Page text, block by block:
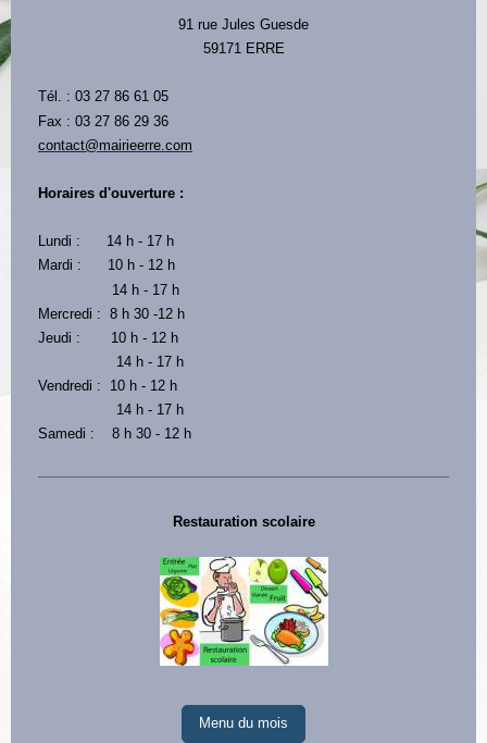
91 rue Jules Guesde
59171 ERRE
Tél. : 03 27 86 61 05
Fax : 03 27 86 29 36
contact@mairieerre.com
Horaires d'ouverture :
Lundi : 14 h - 17 h
Mardi : 10 h - 12 h
14 h - 17 h
Mercredi : 8 h 30 -12 h
Jeudi : 10 h - 12 h
14 h - 17 h
Vendredi : 10 h - 12 h
14 h - 17 h
Samedi : 8 h 30 - 12 h
Restauration scolaire
Menu du mois